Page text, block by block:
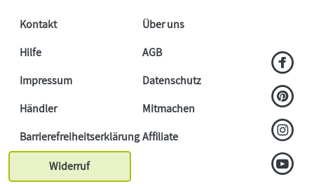
Kontakt
Über uns
Hilfe
AGB
Impressum
Datenschutz
Händler
Mitmachen
BarrierefreiheitserklärungAffiliate
Widerruf